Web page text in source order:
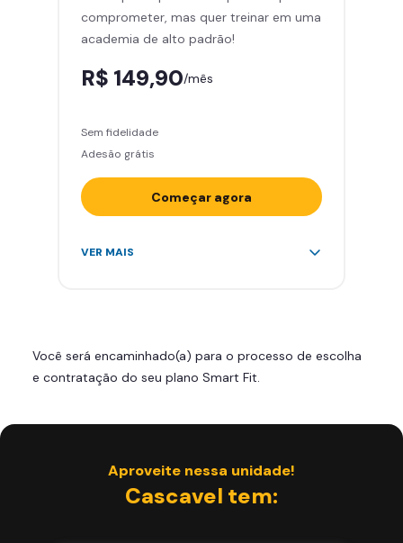
Smart Fit App
comprometer, mas quer treinar em uma
academia de alto padrão!
R$ 149,90/mês
Sem fidelidade
Adesão grátis
Começar agora
Acesso ilimitado a +2.000
Área de musculação e aeróbicos
Smart Fit App
VER MAIS
Você será encaminhado(a) para o processo de escolha
e contratação do seu plano Smart Fit.
Aproveite nessa unidade!
Cascavel tem: